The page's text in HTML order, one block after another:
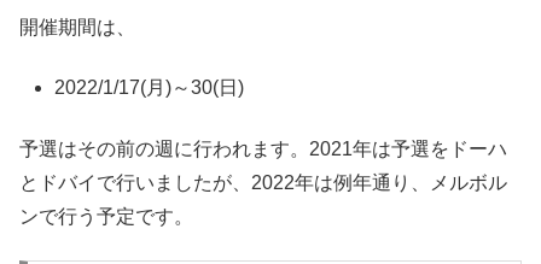
開催期間は、
2022/1/17(月)～30(日)
予選はその前の週に行われます。2021年は予選をドーハ
とドバイで行いましたが、2022年は例年通り、メルボル
ンで行う予定です。